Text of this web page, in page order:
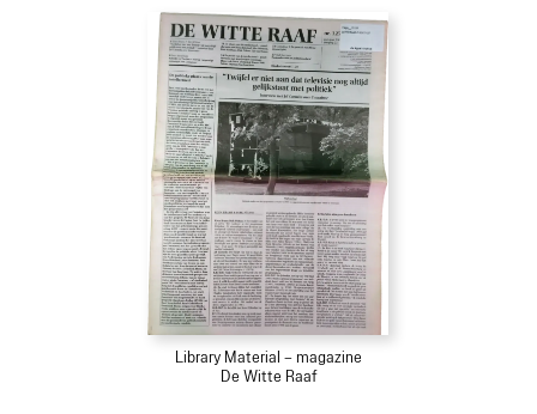
Library Material – magazine
De Witte Raaf